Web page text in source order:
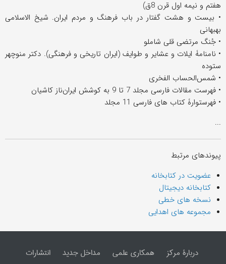
هفتم و نیمه اول قرن 8ق)
• بیست و هشت گفتار در باب فرهنگ و مردم ایران. شیخ الاسلامی
بهبهانی
• جُنگ مرتضی قلی شاملو
• نامنامۀ ایلات و عشایر و طوایف (ایران تاریخی و فرهنگی). دکتر منوچهر
ستوده
• شمس‌الحساب الفخری
• فهرست مقالات فارسی مجلد 7 تا 9 به کوشش ایران‌ناز کاشیان
• فهرستوارۀ کتاب های فارسی 11 مجلد
...
پیوندهای مرتبط
عضویت در کتابخانه
کتابخانه دیجیتال
نسخه های خطی
مجموعه های اهدایی
دربارۀ مرکز همکاری علمی مداخل جدید انتشارات